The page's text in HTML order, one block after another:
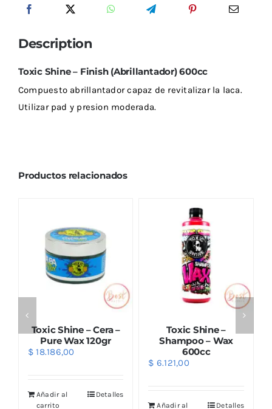
(Abrillantador)
600cc
cantidad
Description
Toxic Shine – Finish (Abrillantador) 600cc
Compuesto abrillantador capaz de revitalizar la laca.
Utilizar pad y presion moderada.
Productos relacionados
Toxic Shine – Cera –
Pure Wax 120gr
$ 18.186,00
Añadir al
carrito
Detalles
Toxic Shine –
Shampoo – Wax
600cc
$ 6.121,00
Añadir al
Detalles